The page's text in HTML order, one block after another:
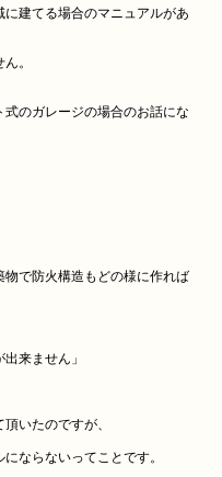
建てる場合のマニュアルがあ
。
のガレージの場合のお話にな
で防火構造もどの様に作れば
来ません」
いたのですが、
ならないってことです。